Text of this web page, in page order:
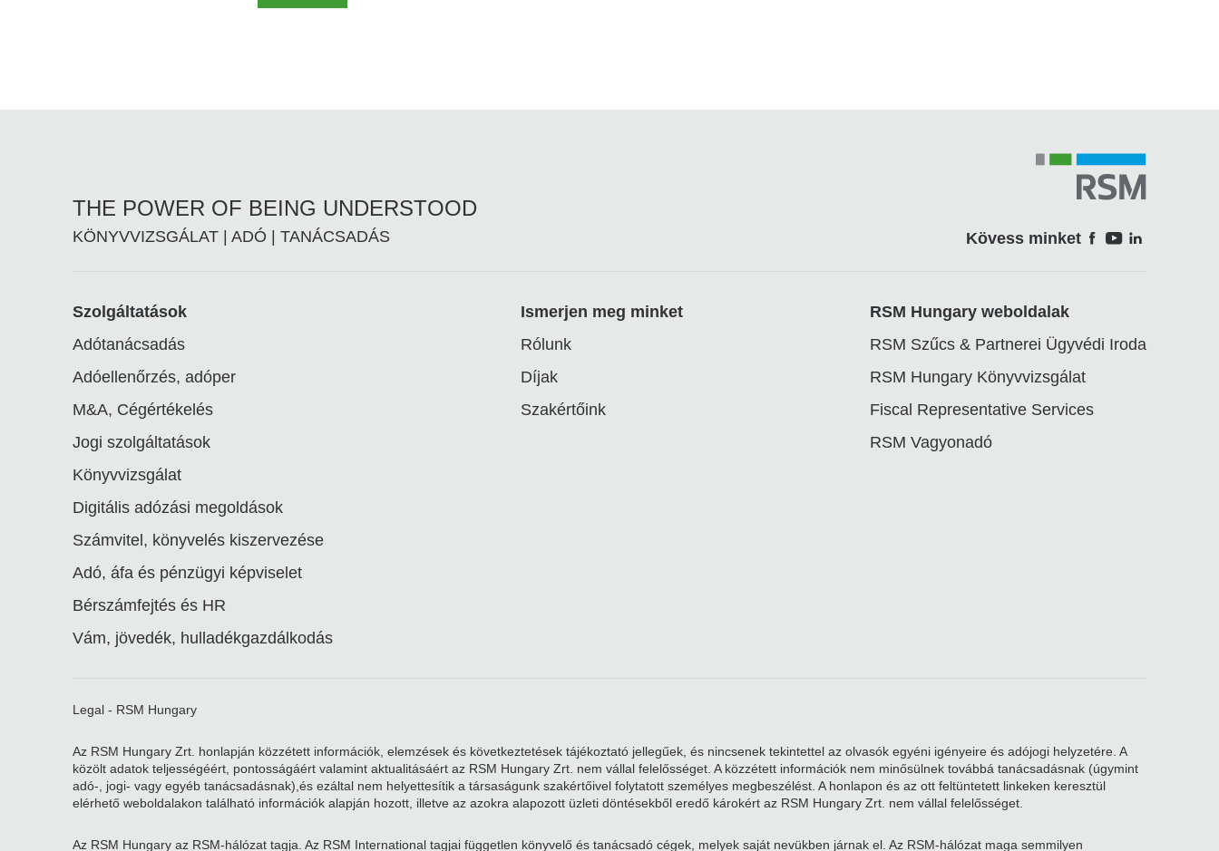
THE POWER OF BEING UNDERSTOOD
KÖNYVVIZSGÁLAT | ADÓ | TANÁCSADÁS Kövess minket
Footer
linkek
Szolgáltatások
Adótanácsadás
Adóellenőrzés, adóper
M&A, Cégértékelés
Jogi szolgáltatások
Könyvvizsgálat
Digitális adózási megoldások
Számvitel, könyvelés kiszervezése
Adó, áfa és pénzügyi képviselet
Bérszámfejtés és HR
Vám, jövedék, hulladékgazdálkodás
Ismerjen meg minket
Rólunk
Díjak
Szakértőink
RSM Hungary weboldalak
RSM Szűcs & Partnerei Ügyvédi Iroda
RSM Hungary Könyvvizsgálat
Fiscal Representative Services
RSM Vagyonadó
Legal - RSM Hungary
Az RSM Hungary Zrt. honlapján közzétett információk, elemzések és következtetések tájékoztató jellegűek, és nincsenek tekintettel az olvasók egyéni igényeire és adójogi helyzetére. A
közölt adatok teljességéért, pontosságáért valamint aktualitásáért az RSM Hungary Zrt. nem vállal felelősséget. A közzétett információk nem minősülnek továbbá tanácsadásnak (úgymint
adó-, jogi- vagy egyéb tanácsadásnak),és ezáltal nem helyettesítik a társaságunk szakértőivel folytatott személyes megbeszélést. A honlapon és az ott feltüntetett linkeken keresztül
elérhető weboldalakon található információk alapján hozott, illetve az azokra alapozott üzleti döntésekből eredő károkért az RSM Hungary Zrt. nem vállal felelősséget.
Az RSM Hungary az RSM-hálózat tagja. Az RSM International tagjai független könyvelő és tanácsadó cégek, melyek saját nevükben járnak el. Az RSM-hálózat maga semmilyen